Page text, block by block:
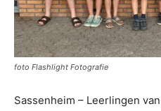
foto Flashlight Fotografie
Sassenheim – Leerlingen